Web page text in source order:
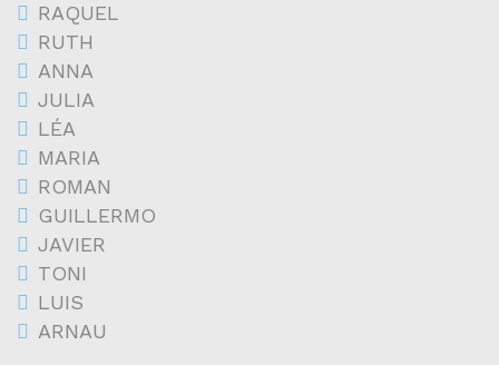
RAQUEL
RUTH
ANNA
JULIA
LÉA
MARIA
ROMAN
GUILLERMO
JAVIER
TONI
LUIS
ARNAU